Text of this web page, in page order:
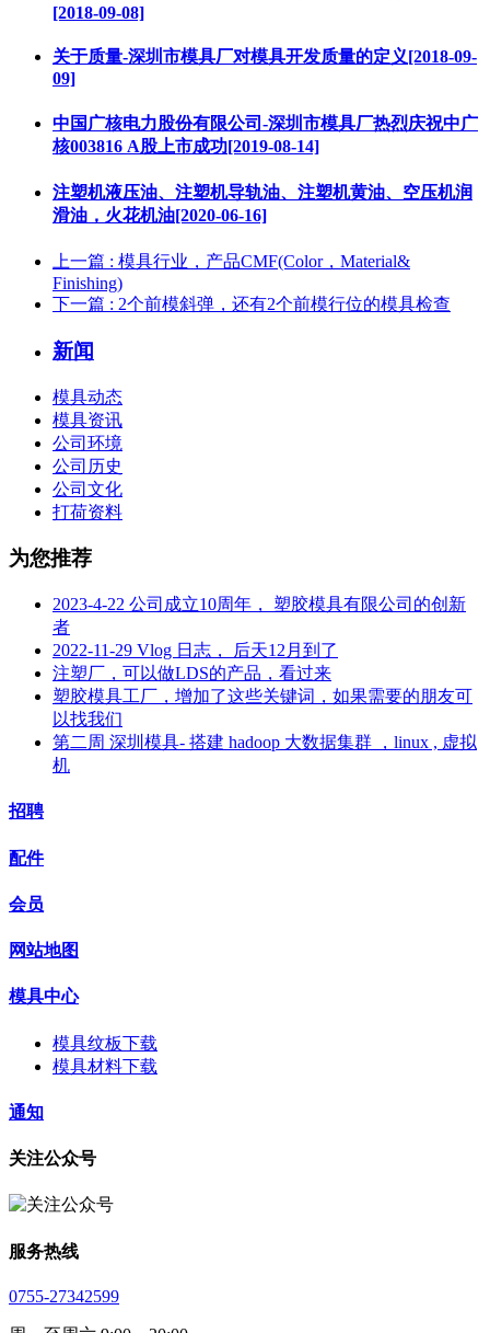
[2018-09-08]
关于质量-深圳市模具厂对模具开发质量的定义[2018-09-
09]
中国广核电力股份有限公司-深圳市模具厂热烈庆祝中广
核003816 A股上市成功[2019-08-14]
注塑机液压油、注塑机导轨油、注塑机黄油、空压机润
滑油，火花机油[2020-06-16]
上一篇 : 模具行业，产品CMF(Color，Material&
Finishing)
下一篇 : 2个前模斜弹，还有2个前模行位的模具检查
新闻
模具动态
模具资讯
公司环境
公司历史
公司文化
打荷资料
为您推荐
2023-4-22 公司成立10周年， 塑胶模具有限公司的创新
者
2022-11-29 Vlog 日志， 后天12月到了
注塑厂，可以做LDS的产品，看过来
塑胶模具工厂，增加了这些关键词，如果需要的朋友可
以找我们
第二周 深圳模具- 搭建 hadoop 大数据集群 ，linux , 虚拟
机
招聘
配件
会员
网站地图
模具中心
模具纹板下载
模具材料下载
通知
关注公众号
服务热线
0755-27342599